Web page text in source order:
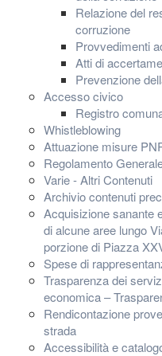
Relazione del
corruzione
Provvedimenti
Atti di
Prevenzione
Accesso civico
Registro
Whistleblowing
Attuazione misure
Regolamento
Varie - Altri Contenuti
Archivio contenuti
Acquisizione sanante
di alcune aree lungo
porzione di Piazza
Spese di
Trasparenza dei
economica –
Rendicontazione
strada
Accessibilità e